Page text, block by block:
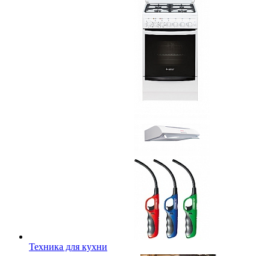
Техника для кухни